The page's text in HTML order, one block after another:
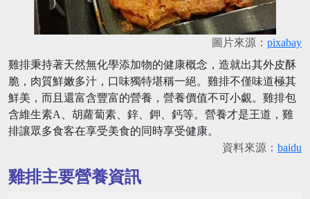
圖片來源： pixabay
雞排秉持著天然無化學添加物的健康概念，造就出其外皮酥
脆，肉質鮮嫩多汁，口味獨特堪稱一絕。雞排不僅味道極其
鮮美，而且還富含豐富的營養，營養價值不可小覷。雞排包
含維生素A、胡蘿蔔素、鋅、鉀、鈣等。營養才是王道，雞
排讓眾多食客在享受美食的同時享受健康。
資料來源： baidu
雞排主要營養資訊